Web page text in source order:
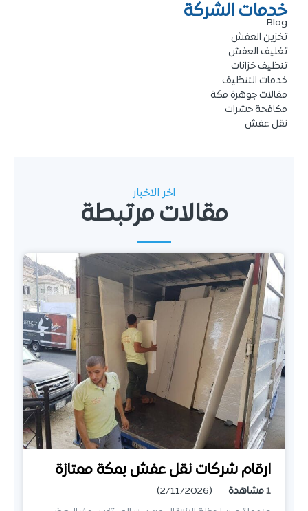
خدمات الشركة
Blog
تخزين العفش
تغليف العفش
تنظيف خزانات
خدمات التنظيف
مقالات جوهرة مكة
مكافحة حشرات
نقل عفش
اخر الاخبار
مقالات مرتبطة
ارقام شركات نقل عفش بمكة ممتازة
1مشاهدة
(2/11/2026)